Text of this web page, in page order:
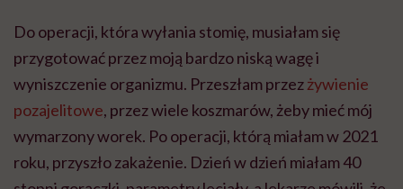
garnitur, przyniósł mi koszyczek wielkanocny.
Zrozumiałam wtedy, że za tą szpitalną salą jest życie.
Powiedziałam sobie wtedy, że to wszystko jest po coś,
jestem osobą wierzącą i zrozumiałam, jaki jest mój cel.
Że jak wyjdę ze szpitala, to zrobię wiele, żeby to, co
mnie spotkało, pomagało innym.